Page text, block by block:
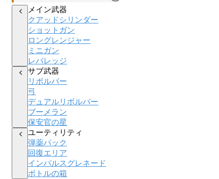
メイン武器
クアッドシリンダー
ショットガン
ロングレンジャー
ミニガン
レバレッジ
サブ武器
リボルバー
弓
デュアルリボルバー
ブーメラン
保安官の星
ユーティリティ
弾薬パック
回復エリア
インパルスグレネード
ボトルの箱